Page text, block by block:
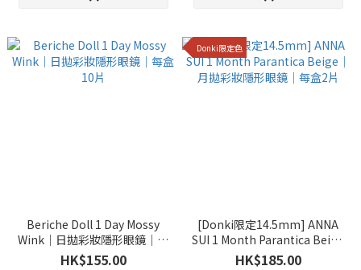
Beriche Doll 1 Day Mossy
Wink｜日拋彩妝隱形眼鏡｜每
盒10片
HK$155.00
Donki限定色
[Donki限定14.5mm] ANNA
SUI 1 Month Parantica Beige
｜月拋彩妝隱形眼鏡｜每盒2片
HK$185.00